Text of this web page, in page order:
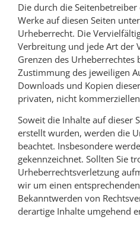
Die durch die
Werke auf diesen Seiten
Urheberrecht. Die
Verbreitung und jede Art der
Grenzen des
Zustimmung des jeweiligen
Downloads und Kopien
privaten, nicht
Soweit die Inhalte auf dieser
erstellt wurden, werden die
beachtet. Insbesondere
gekennzeichnet. Sollten Sie
Urheberrechtsverletzung
wir um einen
Bekanntwerden von
derartige Inhalte umgehend